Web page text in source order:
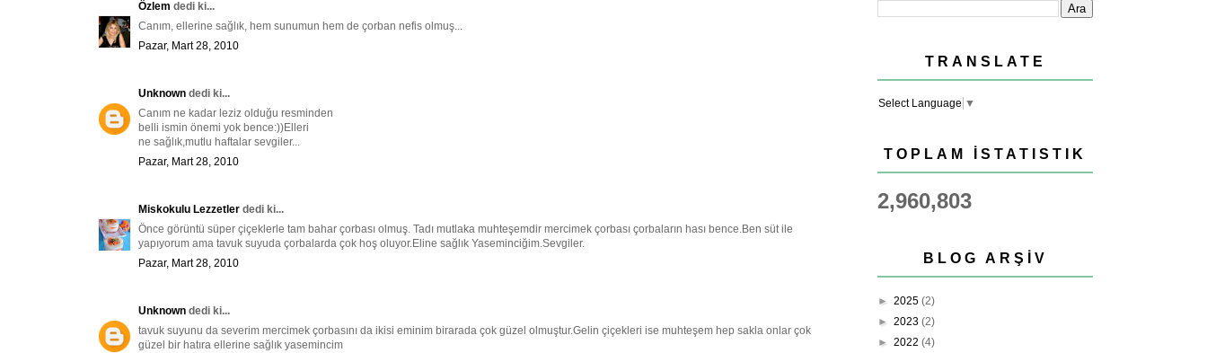
Özlem dedi ki...
Canım, ellerine sağlık, hem sunumun hem de çorban nefis olmuş...
Pazar, Mart 28, 2010
Unknown dedi ki...
Canım ne kadar leziz olduğu resminden
belli ismin önemi yok bence:))Elleri
ne sağlık,mutlu haftalar sevgiler...
Pazar, Mart 28, 2010
Miskokulu Lezzetler dedi ki...
Önce görüntü süper çiçeklerle tam bahar çorbası olmuş. Tadı mutlaka muhteşemdir mercimek çorbası çorbaların hası bence.Ben süt ile
yapıyorum ama tavuk suyuda çorbalarda çok hoş oluyor.Eline sağlık Yaseminciğim.Sevgiler.
Pazar, Mart 28, 2010
Unknown dedi ki...
tavuk suyunu da severim mercimek çorbasını da ikisi eminim birarada çok güzel olmuştur.Gelin çiçekleri ise muhteşem hep sakla onlar çok
güzel bir hatıra ellerine sağlık yasemincim
TRANSLATE
Select Language ▼
TOPLAM İSTATISTIK
2,960,803
BLOG ARŞIV
► 2025 (2)
► 2023 (2)
► 2022 (4)